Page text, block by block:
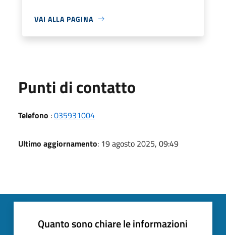
VAI ALLA PAGINA
Punti di contatto
Telefono :035931004
Ultimo aggiornamento: 19 agosto 2025, 09:49
Quanto sono chiare le informazioni